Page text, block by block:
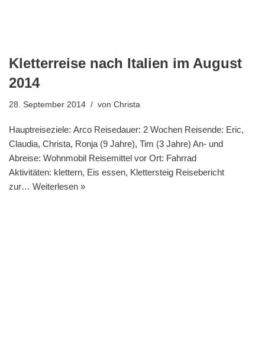
Kletterreise nach Italien im August
2014
28. September 2014 von Christa
Hauptreiseziele: Arco Reisedauer: 2 Wochen Reisende: Eric,
Claudia, Christa, Ronja (9 Jahre), Tim (3 Jahre) An- und
Abreise: Wohnmobil Reisemittel vor Ort: Fahrrad
Aktivitäten: klettern, Eis essen, Klettersteig Reisebericht
zur… Weiterlesen »